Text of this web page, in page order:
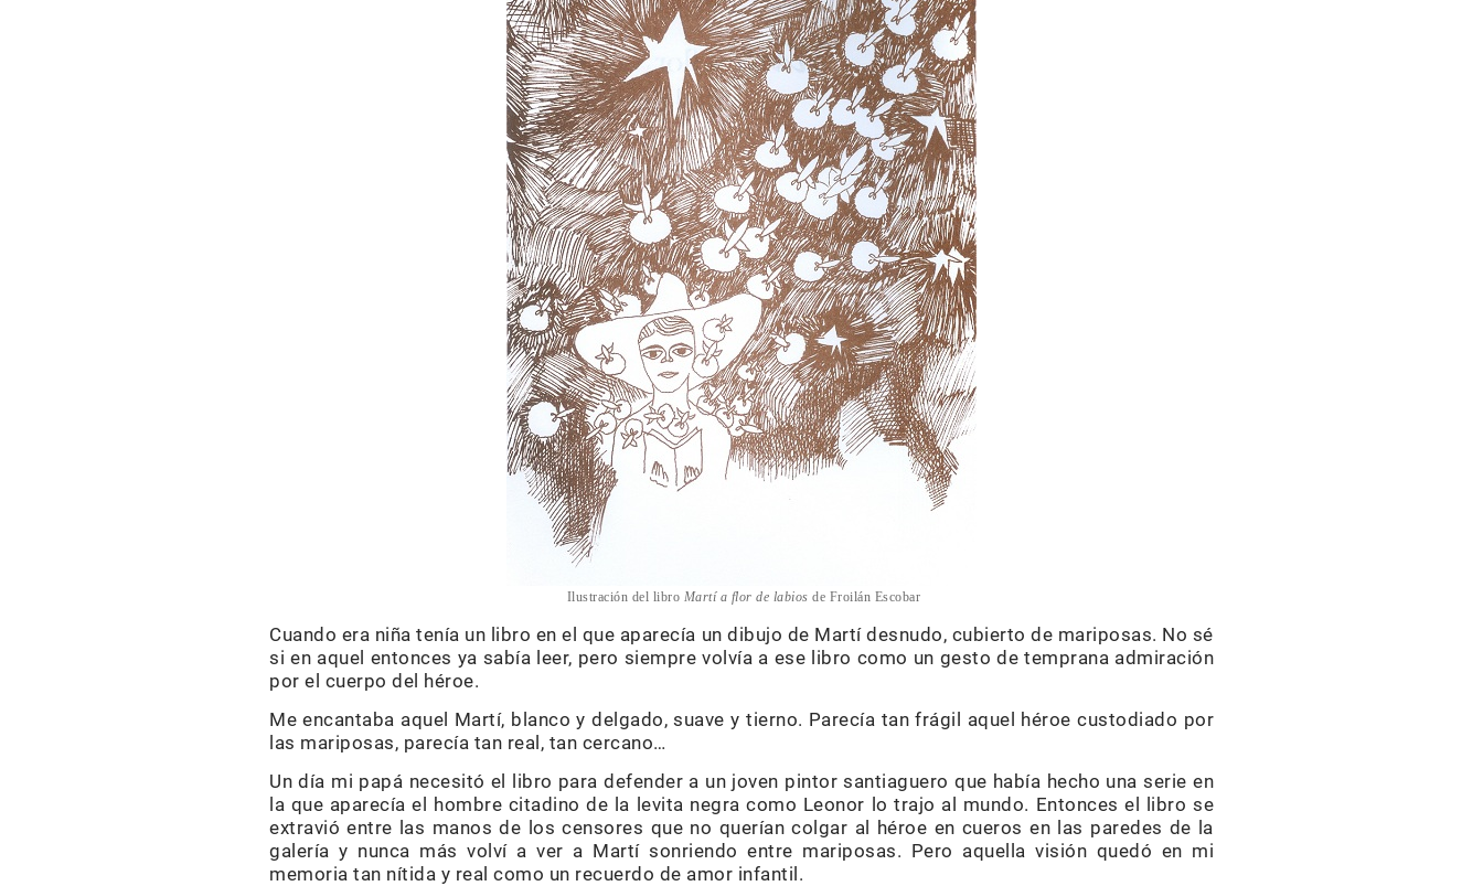
Ilustración del libro Martí a flor de labios de Froilán Escobar
Cuando era niña tenía un libro en el que aparecía un dibujo de Martí desnudo, cubierto de mariposas. No sé
si en aquel entonces ya sabía leer, pero siempre volvía a ese libro como un gesto de temprana admiración
por el cuerpo del héroe.
Me encantaba aquel Martí, blanco y delgado, suave y tierno. Parecía tan frágil aquel héroe custodiado por
las mariposas, parecía tan real, tan cercano…
Un día mi papá necesitó el libro para defender a un joven pintor santiaguero que había hecho una serie en
la que aparecía el hombre citadino de la levita negra como Leonor lo trajo al mundo. Entonces el libro se
extravió entre las manos de los censores que no querían colgar al héroe en cueros en las paredes de la
galería y nunca más volví a ver a Martí sonriendo entre mariposas. Pero aquella visión quedó en mi
memoria tan nítida y real como un recuerdo de amor infantil.